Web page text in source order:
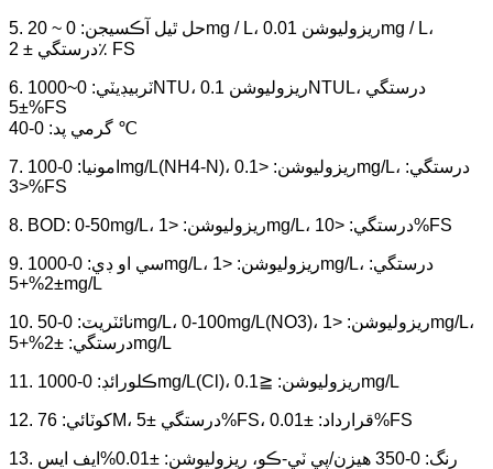
5. حل ٿيل آڪسيجن: 0 ~ 20mg / L، ريزوليوشن 0.01mg / L،
درستگي ± 2٪ FS
6. ٽربيڊيٽي: 0~1000NTU، ريزوليوشن 0.1NTUL، درستگي
±5%FS
گرمي پد: 0-40 ℃
7. امونيا: 0-100mg/L(NH4-N)، ريزوليوشن: <0.1mg/L، درستگي:
<3%FS
8. BOD: 0-50mg/L، ريزوليوشن: <1mg/L، درستگي: <10%FS
9. سي او ڊي: 0-1000mg/L، ريزوليوشن: <1mg/L، درستگي:
±2%+5mg/L
10. نائٽريٽ: 0-50mg/L، 0-100mg/L(NO3)، ريزوليوشن: <1mg/L،
درستگي: ±2%+5mg/L
11. ڪلورائڊ: 0-1000mg/L(Cl)، ريزوليوشن: ≦0.1mg/L
12. کوٽائي: 76M، درستگي ±5%FS، قرارداد: ±0.01%FS
13. رنگ: 0-350 هيزن/پي ٽي-ڪو، ريزوليوشن: ±0.01%ايف ايس